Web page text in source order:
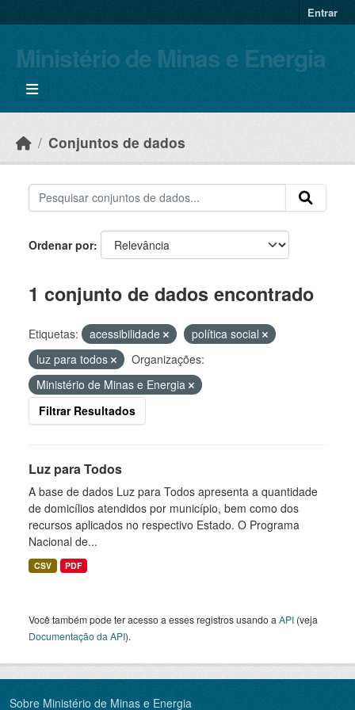
Entrar
Ministério de Minas e Energia
Conjuntos de dados
Ordenar por
1 conjunto de dados encontrado
Etiquetas: acessibilidade
política social
luz para todos
Organizações:
Ministério de Minas e Energia
Filtrar Resultados
Luz para Todos
A base de dados Luz para Todos apresenta a quantidade
de domicílios atendidos por município, bem como dos
recursos aplicados no respectivo Estado. O Programa
Nacional de...
CSV PDF
Você também pode ter acesso a esses registros usando a API (veja
Documentação da API).
Sobre Ministério de Minas e Energia